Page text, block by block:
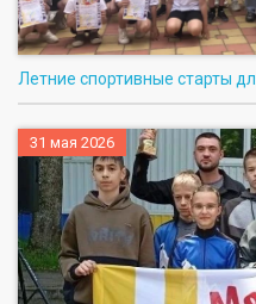
Летние спортивные старты
31 мая 2026